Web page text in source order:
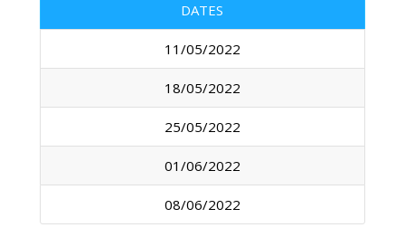
DATES
11/05/2022
18/05/2022
25/05/2022
01/06/2022
08/06/2022